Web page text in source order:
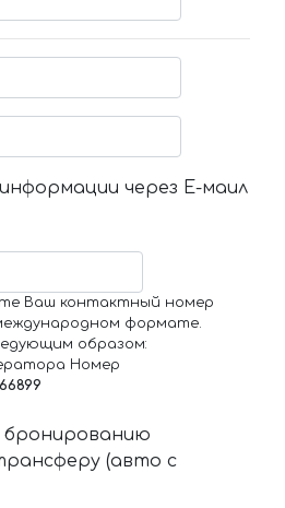
через Е-маил
Ваш контактный номер
формате.
образом:
Номер
бронированию
(авто с